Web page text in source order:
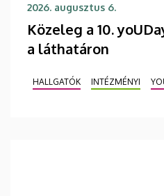
2026. augusztus 6.
Közeleg a 10.
a láthatáron
HALLGATÓK INTÉZMÉNYI